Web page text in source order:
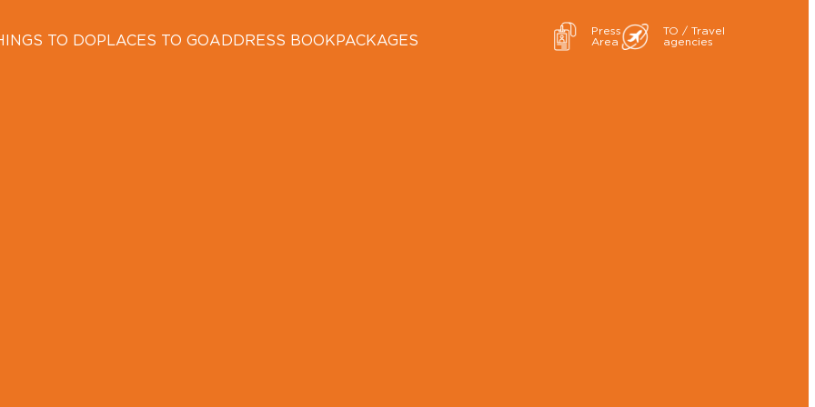
TO DOPLACES TO GOADDRESS BOOKPACKAGES
Press
Area
TO / Travel
agencies